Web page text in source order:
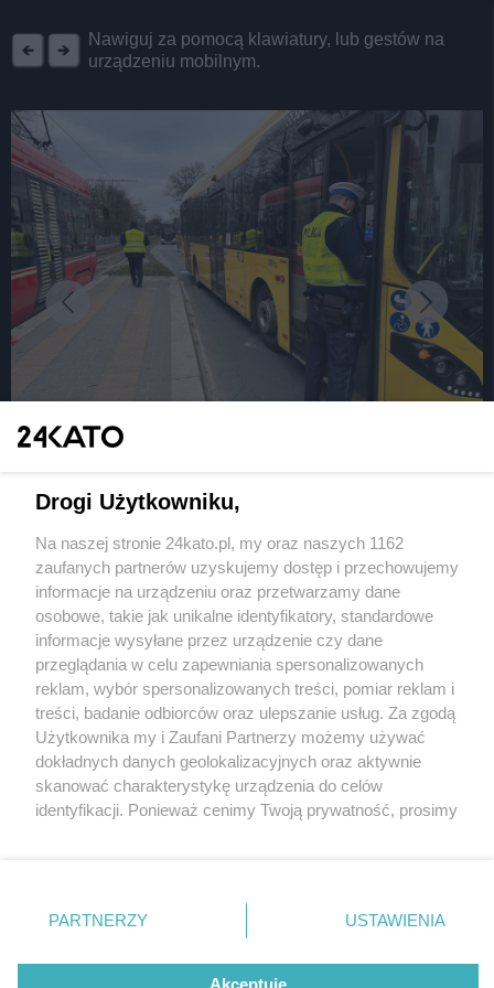
Nawiguj za pomocą klawiatury, lub gestów na
urządzeniu mobilnym.
Potrącenie pieszego w Katowicach. 69-letni
ciężkim stanie
4 / 6
Wypadek katowice aleja
korfantego 03
Wydawca mediów lokalnych
Nie zapomnij
zapoznać się z:
polityką prywatności regulamin korzystania z portali
Twojemiasto
Piekary Śląskie
Chorzów
Tarnowskie Góry
Gliwice
Skontakuj sięz nami
Kontakt
Wydawca
Redakcja
Drogi Użytkowniku,
Na naszej stronie 24kato.pl, my oraz naszych 1162
zaufanych partnerów uzyskujemy dostęp i przechowujemy
informacje na urządzeniu oraz przetwarzamy dane
osobowe, takie jak unikalne identyfikatory, standardowe
informacje wysyłane przez urządzenie czy dane
przeglądania w celu zapewniania spersonalizowanych
reklam, wybór spersonalizowanych treści, pomiar reklam i
treści, badanie odbiorców oraz ulepszanie usług. Za zgodą
Użytkownika my i Zaufani Partnerzy możemy używać
dokładnych danych geolokalizacyjnych oraz aktywnie
skanować charakterystykę urządzenia do celów
identyfikacji. Ponieważ cenimy Twoją prywatność, prosimy
prywatności znajdujący się w lewym dolnym rogu strony
. Niektóre rodzaje przetwarzania danych nie wymagają
zgody użytkownika, ale masz prawo sprzeciwić się
takiemu przetwarzaniu. Preferencje będą miały
PARTNERZY USTAWIENIA
Akceptuję